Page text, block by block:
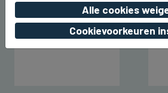
Alle cookies
Cookievoorkeuren